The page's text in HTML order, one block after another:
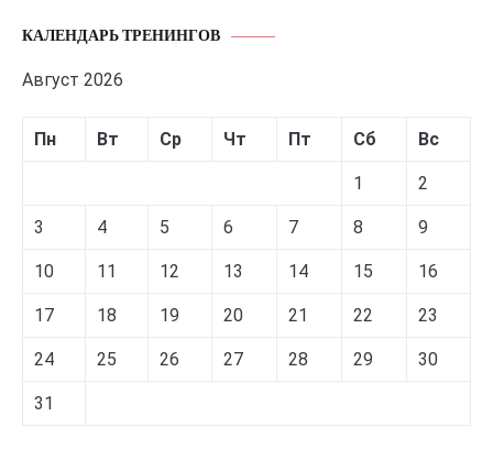
КАЛЕНДАРЬ ТРЕНИНГОВ
Август 2026
Пн Вт Ср Чт Пт Сб Вс
1 2
3 4 5 6 7 8 9
10 11 12 13 14 15 16
17 18 19 20 21 22 23
24 25 26 27 28 29 30
31